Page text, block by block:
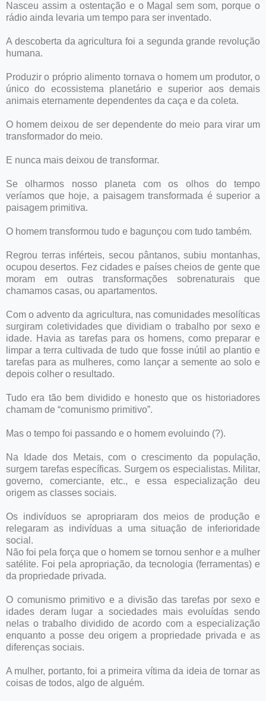
Nasceu assim a ostentação e o Magal sem som, porque o
rádio ainda levaria um tempo para ser inventado.
A descoberta da agricultura foi a segunda grande revolução
humana.
Produzir o próprio alimento tornava o homem um produtor, o
único do ecossistema planetário e superior aos demais
animais eternamente dependentes da caça e da coleta.
O homem deixou de ser dependente do meio para virar um
transformador do meio.
E nunca mais deixou de transformar.
Se olharmos nosso planeta com os olhos do tempo
veríamos que hoje, a paisagem transformada é superior a
paisagem primitiva.
O homem transformou tudo e bagunçou com tudo também.
Regrou terras inférteis, secou pântanos, subiu montanhas,
ocupou desertos. Fez cidades e países cheios de gente que
moram em outras transformações sobrenaturais que
chamamos casas, ou apartamentos.
Com o advento da agricultura, nas comunidades mesolíticas
surgiram coletividades que dividiam o trabalho por sexo e
idade. Havia as tarefas para os homens, como preparar e
limpar a terra cultivada de tudo que fosse inútil ao plantio e
tarefas para as mulheres, como lançar a semente ao solo e
depois colher o resultado.
Tudo era tão bem dividido e honesto que os historiadores
chamam de “comunismo primitivo”.
Mas o tempo foi passando e o homem evoluindo (?).
Na Idade dos Metais, com o crescimento da população,
surgem tarefas específicas. Surgem os especialistas. Militar,
governo, comerciante, etc., e essa especialização deu
origem as classes sociais.
Os indivíduos se apropriaram dos meios de produção e
relegaram as indivíduas a uma situação de inferioridade
social.
Não foi pela força que o homem se tornou senhor e a mulher
satélite. Foi pela apropriação, da tecnologia (ferramentas) e
da propriedade privada.
O comunismo primitivo e a divisão das tarefas por sexo e
idades deram lugar a sociedades mais evoluídas sendo
nelas o trabalho dividido de acordo com a especialização
enquanto a posse deu origem a propriedade privada e as
diferenças sociais.
A mulher, portanto, foi a primeira vítima da ideia de tornar as
coisas de todos, algo de alguém.